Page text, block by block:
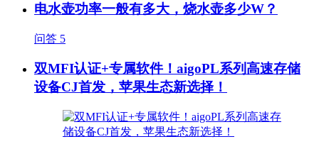
电水壶功率一般有多大，烧水壶多少W？
问答 5
双MFI认证+专属软件！aigoPL系列高速存储
设备CJ首发，苹果生态新选择！